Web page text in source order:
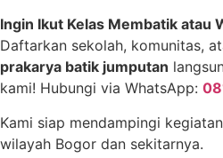
Ingin Ikut Kelas Membatik atau
Daftarkan sekolah, komunitas,
prakarya batik jumputan
kami! Hubungi via WhatsApp:
Kami siap mendampingi
wilayah Bogor dan sekitarnya.